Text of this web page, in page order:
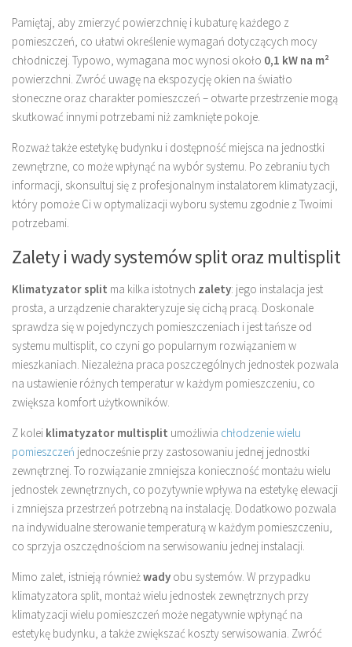
Pamiętaj, aby zmierzyć powierzchnię i kubaturę każdego z
pomieszczeń, co ułatwi określenie wymagań dotyczących mocy
chłodniczej. Typowo, wymagana moc wynosi około 0,1 kW na m²
powierzchni. Zwróć uwagę na ekspozycję okien na światło
słoneczne oraz charakter pomieszczeń – otwarte przestrzenie mogą
skutkować innymi potrzebami niż zamknięte pokoje.
Rozważ także estetykę budynku i dostępność miejsca na jednostki
zewnętrzne, co może wpłynąć na wybór systemu. Po zebraniu tych
informacji, skonsultuj się z profesjonalnym instalatorem klimatyzacji,
który pomoże Ci w optymalizacji wyboru systemu zgodnie z Twoimi
potrzebami.
Zalety i wady systemów split oraz multisplit
Klimatyzator split ma kilka istotnych zalety: jego instalacja jest
prosta, a urządzenie charakteryzuje się cichą pracą. Doskonale
sprawdza się w pojedynczych pomieszczeniach i jest tańsze od
systemu multisplit, co czyni go popularnym rozwiązaniem w
mieszkaniach. Niezależna praca poszczególnych jednostek pozwala
na ustawienie różnych temperatur w każdym pomieszczeniu, co
zwiększa komfort użytkowników.
Z kolei klimatyzator multisplit umożliwia chłodzenie wielu
pomieszczeń jednocześnie przy zastosowaniu jednej jednostki
zewnętrznej. To rozwiązanie zmniejsza konieczność montażu wielu
jednostek zewnętrznych, co pozytywnie wpływa na estetykę elewacji
i zmniejsza przestrzeń potrzebną na instalację. Dodatkowo pozwala
na indywidualne sterowanie temperaturą w każdym pomieszczeniu,
co sprzyja oszczędnościom na serwisowaniu jednej instalacji.
Mimo zalet, istnieją równieżwady obu systemów. W przypadku
klimatyzatora split, montaż wielu jednostek zewnętrznych przy
klimatyzacji wielu pomieszczeń może negatywnie wpłynąć na
estetykę budynku, a także zwiększać koszty serwisowania. Zwróć